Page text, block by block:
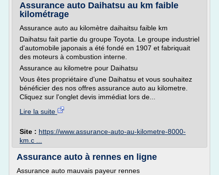
Assurance auto Daihatsu au km faible
kilométrage
Assurance auto au kilomètre daihaitsu faible km
Daihatsu fait partie du groupe Toyota. Le groupe industriel
d'automobile japonais a été fondé en 1907 et fabriquait
des moteurs à combustion interne.
Assurance au kilometre pour Daihatsu
Vous êtes propriétaire d'une Daihatsu et vous souhaitez
bénéficier des nos offres assurance auto au kilometre.
Cliquez sur l'onglet devis immédiat lors de...
Lire la suite
Site : https://www.assurance-auto-au-kilometre-8000-
km.c ...
Assurance auto à rennes en ligne
Assurance auto mauvais payeur rennes